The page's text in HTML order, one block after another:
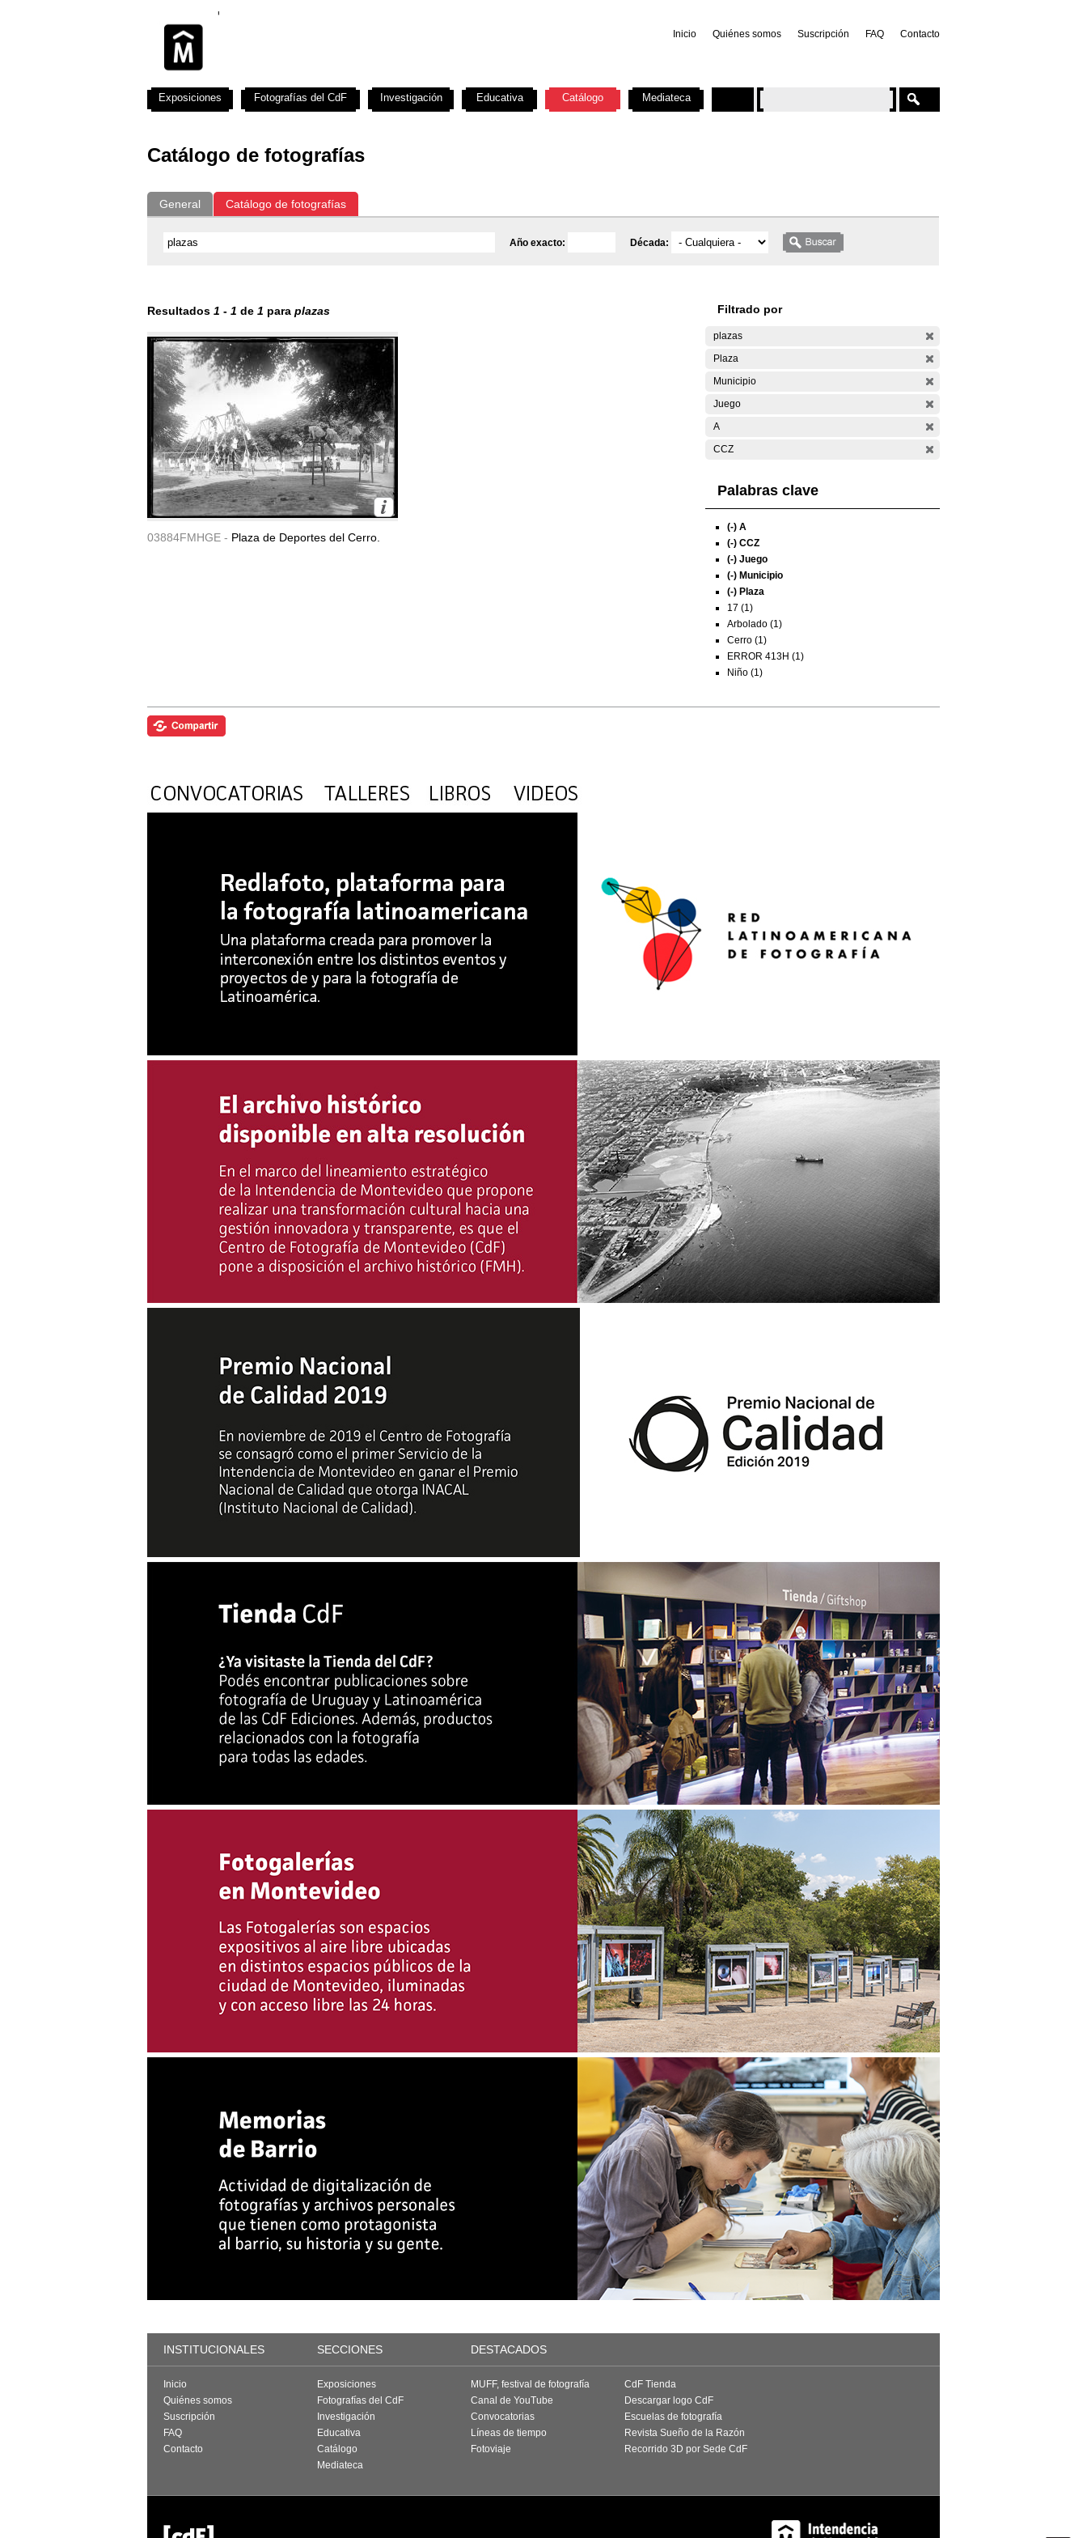
Inicio Quiénes somos Suscripción FAQ Contacto
Catálogo de fotografías
General Catálogo de fotografías
Año exacto: Década:
Resultados 1 - 1 de 1 para plazas
03884FMHGE - Plaza de Deportes del Cerro.
Filtrado por
plazas
Plaza
Municipio
Juego
A
CCZ
Palabras clave
(-) A
(-) CCZ
(-) Juego
(-) Municipio
(-) Plaza
17 (1)
Arbolado (1)
Cerro (1)
ERROR 413H (1)
Niño (1)
Exposiciones Fotografías del CdF Investigación Educativa Catálogo Mediateca
INSTITUCIONALES SECCIONES DESTACADOS
Inicio
Quiénes somos
Suscripción
FAQ
Contacto
Exposiciones
Fotografías del CdF
Investigación
Educativa
Catálogo
Mediateca
MUFF, festival de fotografía
Canal de YouTube
Convocatorias
Líneas de tiempo
Fotoviaje
CdF Tienda
Descargar logo CdF
Escuelas de fotografía
Revista Sueño de la Razón
Recorrido 3D por Sede CdF